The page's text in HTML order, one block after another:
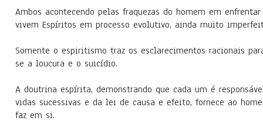
Ambos acontecendo pelas fraquezas do homem em
vivem Espíritos em processo evolutivo, ainda muito
Somente o espiritismo traz os esclarecimentos racionais
se a loucura e o suicídio.
A doutrina espírita, demonstrando que cada um é
vidas sucessivas e da lei de causa e efeito, fornece ao
faz em si.